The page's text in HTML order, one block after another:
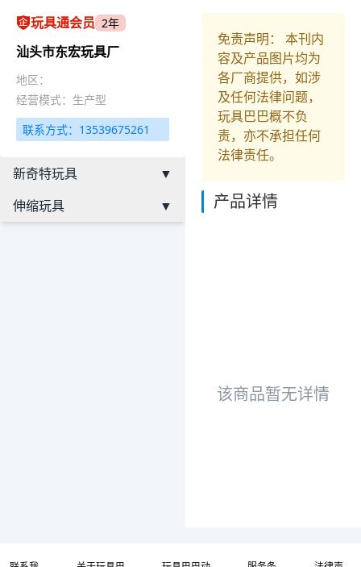
玩具通会员 2年
汕头市东宏玩具厂
地区：
经营模式：生产型
联系方式：13539675261
新奇特玩具
▼
伸缩玩具
▼
免责声明： 本刊内
容及产品图片均为
各厂商提供，如涉
及任何法律问题，
玩具巴巴概不负
责，亦不承担任何
法律责任。
产品详情
该商品暂无详情